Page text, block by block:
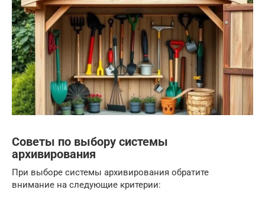
Советы по выбору системы
архивирования
При выборе системы архивирования обратите
внимание на следующие критерии: